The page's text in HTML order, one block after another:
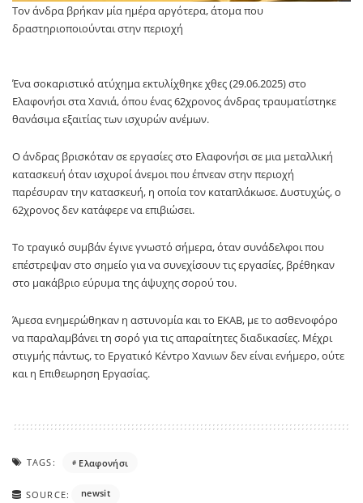
Τον άνδρα βρήκαν μία ημέρα αργότερα, άτομα που
δραστηριοποιούνται στην περιοχή
Ένα σοκαριστικό ατύχημα εκτυλίχθηκε χθες (29.06.2025) στο
Ελαφονήσι στα Χανιά, όπου ένας 62χρονος άνδρας τραυματίστηκε
θανάσιμα εξαιτίας των ισχυρών ανέμων.
Ο άνδρας βρισκόταν σε εργασίες στο Ελαφονήσι σε μια μεταλλική
κατασκευή όταν ισχυροί άνεμοι που έπνεαν στην περιοχή
παρέσυραν την κατασκευή, η οποία τον καταπλάκωσε. Δυστυχώς, ο
62χρονος δεν κατάφερε να επιβιώσει.
Το τραγικό συμβάν έγινε γνωστό σήμερα, όταν συνάδελφοι που
επέστρεψαν στο σημείο για να συνεχίσουν τις εργασίες, βρέθηκαν
στο μακάβριο εύρυμα της άψυχης σορού του.
Άμεσα ενημερώθηκαν η αστυνομία και το ΕΚΑΒ, με το ασθενοφόρο
να παραλαμβάνει τη σορό για τις απαραίτητες διαδικασίες. Μέχρι
στιγμής πάντως, το Εργατικό Κέντρο Χανιων δεν είναι ενήμερο, ούτε
και η Επιθεωρηση Εργασίας.
TAGS: Ελαφονήσι
SOURCE: newsit